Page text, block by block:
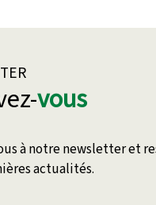
vous
à notre newsletter et
actualités.